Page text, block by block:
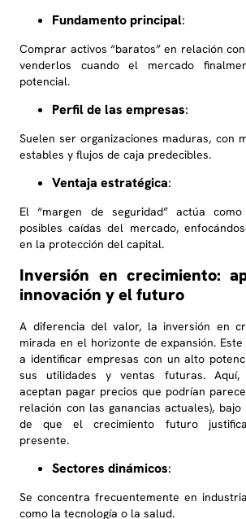
Fundamento principal:
Comprar activos “baratos” en relación
venderlos cuando el mercado
potencial.
Perfil de las empresas:
Suelen ser organizaciones maduras, con
estables y flujos de caja predecibles.
Ventaja estratégica:
El “margen de seguridad” actúa
posibles caídas del mercado,
en la protección del capital.
Inversión en crecimiento:
innovación y el futuro
A diferencia del valor, la inversión en
mirada en el horizonte de expansión.
a identificar empresas con un alto
sus utilidades y ventas futuras. Aquí,
aceptan pagar precios que podrían
relación con las ganancias actuales),
de que el crecimiento futuro
presente.
Sectores dinámicos:
Se concentra frecuentemente en
como la tecnología o la salud.